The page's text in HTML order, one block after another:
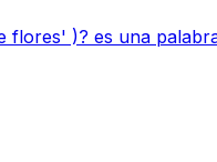
flores' )? es una